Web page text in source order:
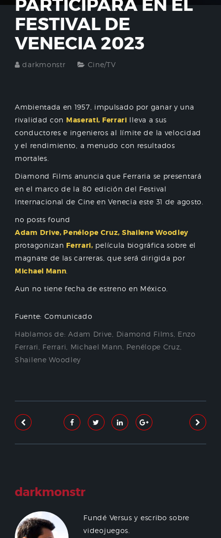
PARTICIPARÁ EN EL
FESTIVAL DE
VENECIA 2023
darkmonstr Cine/TV
Ambientada en 1957, impulsado por ganar y una
rivalidad con Maserati, Ferrari lleva a sus
conductores e ingenieros al límite de la velocidad
y el rendimiento, a menudo con resultados
mortales.
Diamond Films anuncia que Ferraria se presentará
en el marco de la 80 edición del Festival
Internacional de Cine en Venecia este 31 de agosto.
no posts found
Adam Drive, Penélope Cruz, Shailene Woodley
protagonizan Ferrari, película biográfica sobre el
magnate de las carreras, que será dirigida por
Michael Mann
Aun no tiene fecha de estreno en México.
Fuente: Comunicado
Hablamos de:Adam Drive Diamond Films Enzo
Ferrari
Ferrari Michael Mann Penélope Cruz
Shailene Woodley
darkmonstr
Fundé Versus y escribo sobre
videojuegos.